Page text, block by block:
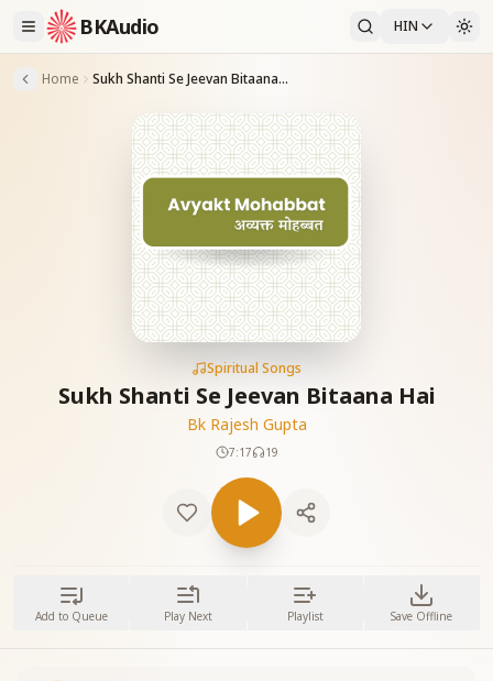
BKAudio HIN
Home Sukh Shanti Se Jeevan Bitaana Hai
Spiritual Songs
Sukh Shanti Se Jeevan Bitaana Hai
Bk Rajesh Gupta
7:17 19
Add to Queue Play Next Playlist Save Offline